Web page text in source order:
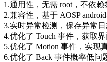
1.通用性，无需 root，不依赖
2.兼容性，基于 AOSP
3.实时异常检测，保存异常日
4.优化了 Touch 事件，获取
5.优化了 Motion 事件，实现
6.优化了 Back 事件概率低问